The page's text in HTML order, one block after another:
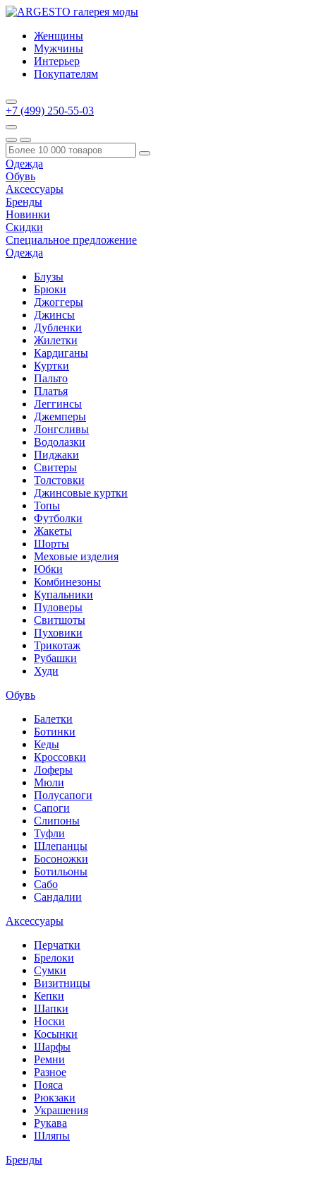
Женщины
Мужчины
Интерьер
Покупателям
+7 (499) 250-55-03
Одежда
Обувь
Аксессуары
Бренды
Новинки
Скидки
Специальное предложение
Одежда
Блузы
Брюки
Джоггеры
Джинсы
Дубленки
Жилетки
Кардиганы
Куртки
Пальто
Платья
Леггинсы
Джемперы
Лонгсливы
Водолазки
Пиджаки
Свитеры
Толстовки
Джинсовые куртки
Топы
Футболки
Жакеты
Шорты
Меховые изделия
Юбки
Комбинезоны
Купальники
Пуловеры
Свитшоты
Пуховики
Трикотаж
Рубашки
Худи
Обувь
Балетки
Ботинки
Кеды
Кроссовки
Лоферы
Мюли
Полусапоги
Сапоги
Слипоны
Туфли
Шлепанцы
Босоножки
Ботильоны
Сабо
Сандалии
Аксессуары
Перчатки
Брелоки
Сумки
Визитницы
Кепки
Шапки
Носки
Косынки
Шарфы
Ремни
Разное
Пояса
Рюкзаки
Украшения
Рукава
Шляпы
Бренды